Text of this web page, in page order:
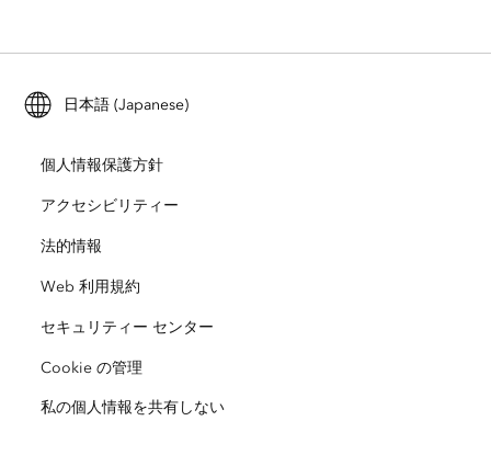
Esri ストア
ユーザー調査およびテスト
Esri Young Professionals Network
トレーニング
ArcUser
ArcNews
ArcWatch
Esri Press
Esri ビデオ
採用情報
オープンビジョン
企業行動規範
サイトマップ
ArcGIS for Student Use
自然保護
教育機関
人種的平等
日本語 (Japanese)
個人情報保護方針
アクセシビリティー
法的情報
Web 利用規約
セキュリティー センター
Cookie の管理
私の個人情報を共有しない